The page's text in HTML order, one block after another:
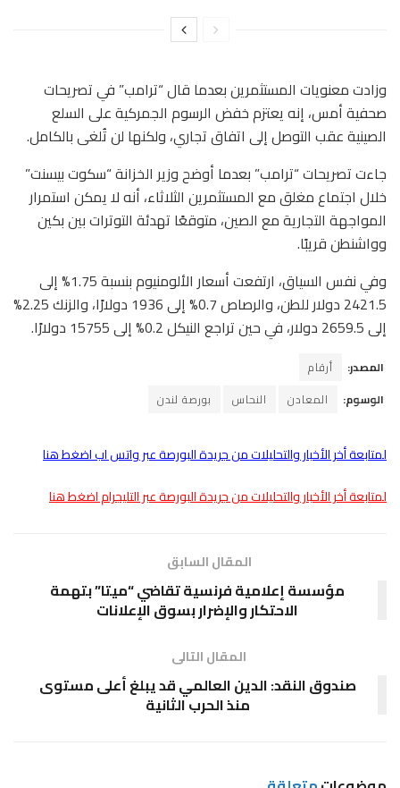
وزادت معنويات المستثمرين بعدما قال “ترامب” في تصريحات
صحفية أمس، إنه يعتزم خفض الرسوم الجمركية على السلع
الصينية عقب التوصل إلى اتفاق تجاري، ولكنها لن تُلغى بالكامل.
جاءت تصريحات “ترامب” بعدما أوضح وزير الخزانة “سكوت بيسنت”
خلال اجتماع مغلق مع المستثمرين الثلاثاء، أنه لا يمكن استمرار
المواجهة التجارية مع الصين، متوقعًا تهدئة التوترات بين بكين
وواشنطن قريبًا.
وفي نفس السياق، ارتفعت أسعار الألومنيوم بنسبة 1.75% إلى
2421.5 دولار للطن، والرصاص 0.7% إلى 1936 دولارًا، والزنك 2.25%
إلى 2659.5 دولار، في حين تراجع النيكل 0.2% إلى 15755 دولارًا.
المصدر:
أرقام
الوسوم:
المعادن النحاس بورصة لندن
لمتابعة أخر الأخبار والتحليلات من جريدة البورصة عبر واتس اب اضغط هنا
لمتابعة أخر الأخبار والتحليلات من جريدة البورصة عبر التليجرام اضغط هنا
المقال السابق
مؤسسة إعلامية فرنسية تقاضي “ميتا” بتهمة
الاحتكار والإضرار بسوق الإعلانات
المقال التالى
صندوق النقد: الدين العالمي قد يبلغ أعلى مستوى
منذ الحرب الثانية